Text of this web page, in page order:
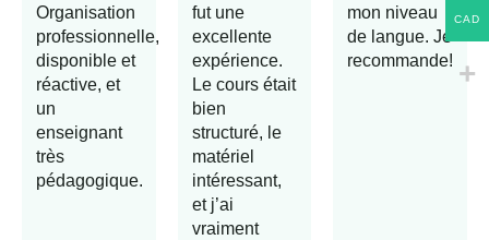
Organisation
professionnelle,
disponible et
réactive, et
un
enseignant
très
pédagogique.
fut une
excellente
expérience.
Le cours était
bien
structuré, le
matériel
intéressant,
et j’ai
vraiment
mon niveau
de langue. Je
recommande!
CAD